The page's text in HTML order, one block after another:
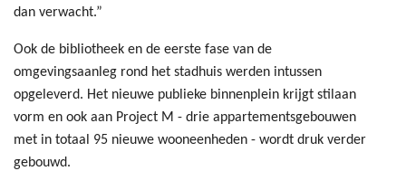
dan verwacht.”
Ook de bibliotheek en de eerste fase van de
omgevingsaanleg rond het stadhuis werden intussen
opgeleverd. Het nieuwe publieke binnenplein krijgt stilaan
vorm en ook aan Project M - drie appartementsgebouwen
met in totaal 95 nieuwe wooneenheden - wordt druk verder
gebouwd.